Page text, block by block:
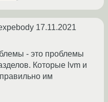
17.11.2021
- это проблемы
Которые lvm и
им